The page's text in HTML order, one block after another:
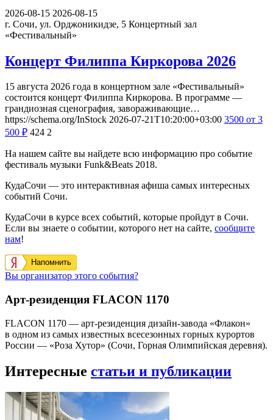
2026-08-15 2026-08-15
г. Сочи, ул. Орджоникидзе, 5 Концертный зал
«Фестивальный»
Концерт Филиппа Киркорова 2026
15 августа 2026 года в концертном зале «Фестивальный»
состоится концерт Филиппа Киркорова. В программе —
грандиозная сценография, завораживающие…
https://schema.org/InStock 2026-07-21T10:20:00+03:00 3500 от 3
500 ₽ 424 2
На нашем сайте вы найдете всю информацию про событие
фестиваль музыки Funk&Beats 2018.
КудаСочи — это интерактивная афиша самых интересных
событий Сочи.
КудаСочи в курсе всех событий, которые пройдут в Сочи.
Если вы знаете о событии, которого нет на сайте, сообщите
нам!
Напомнить
Вы организатор этого события?
Арт-резиденция FLACON 1170
FLACON 1170 — арт-резиденция дизайн-завода «Флакон»
в одном из самых известных всесезонных горных курортов
России — «Роза Хутор» (Сочи, Горная Олимпийская деревня).
Интересные статьи и публикации